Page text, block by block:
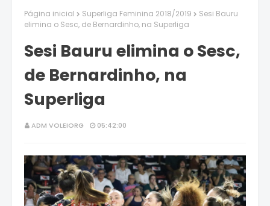
Página inicial Superliga Feminina 2018/2019
Sesi Bauru
elimina o Sesc, de Bernardinho, na Superliga
Sesi Bauru elimina o Sesc,
de Bernardinho, na
Superliga
ADM VOLEIORG 05:42:00